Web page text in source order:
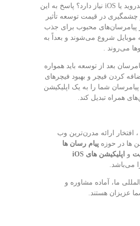
موبایلت تحت اندروید یا iOS نیاز دارد؟ پاسخ به این
در قیمت توسعه تأثیر
پیامرسان‌های محبوب برای جذب
موبایل شروع می‌شوند و بعداً به
می‌روند .
بعد از توسعه باید همواره
کردن فیچر و بهبود فیچرهای
شما را به یک اپلیکیشن
همراه تبدیل کند.
، افتخار ارائه مدرن‌ترین وب
ها در حوزه پیام رسان ها
و اپلیکیشن های iOS
می‌باشد.
ما، آماده مشاوره و
عزیزان هستند.